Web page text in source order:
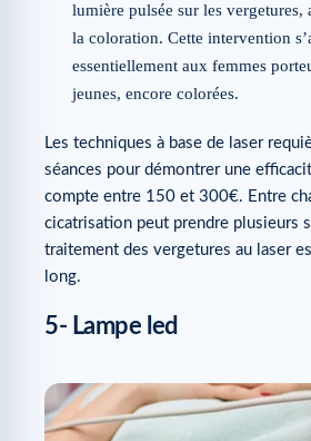
lumière pulsée sur les vergetures,
la coloration. Cette intervention
essentiellement aux femmes
jeunes, encore colorées.
Les techniques à base de laser
séances pour démontrer une
compte entre 150 et 300€. Entre
cicatrisation peut prendre plusieurs
traitement des vergetures au laser
long.
5- Lampe led